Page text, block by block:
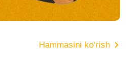
Hammasini ko‘rish